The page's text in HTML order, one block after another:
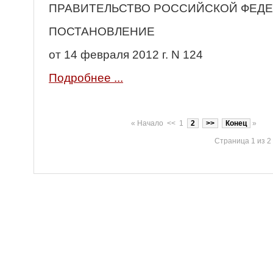
ПРАВИТЕЛЬСТВО РОССИЙСКОЙ
ПОСТАНОВЛЕНИЕ
от 14 февраля 2012 г. N 124
Подробнее ...
« Начало << 1 2 >> Конец »
Страница 1 из 2